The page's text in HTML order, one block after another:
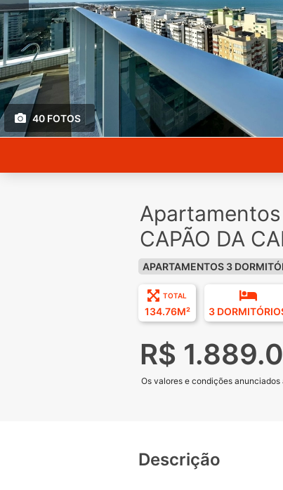
40 FOTOS
CAPÃO DA
APARTAMENTOS 3
TOTAL
134.76M² 3
R$
Os valores e condições
Descrição